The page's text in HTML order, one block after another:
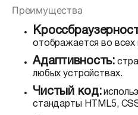
Преимущества
отображается во всех
Адаптивность:
любых устройствах.
Чистый код:
стандарты HTML5,